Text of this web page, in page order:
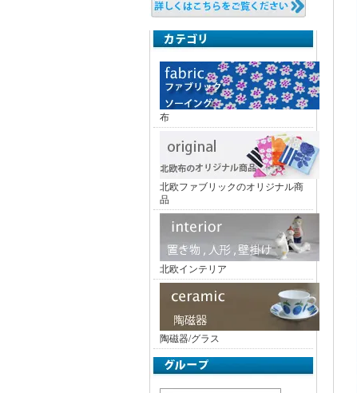
布
北欧ファブリックのオリジナル商
品
北欧インテリア
陶磁器/グラス